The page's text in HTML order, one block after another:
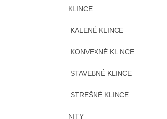
KLINCE
KALENÉ KLINCE
KONVEXNÉ KLINCE
STAVEBNÉ KLINCE
STREŠNÉ KLINCE
NITY